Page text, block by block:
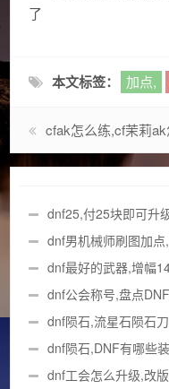
了
本文标签： 加点,
cfak怎么练,cf茉莉ak怎么得永
dnf25,付25块即可升
dnf男机械师刷图加
dnf最好的武器,增幅
剑?dnf公会称号,盘点
dnf陨石,流星石陨石
dnf陨石,DNF有哪些
dnf工会怎么升级,改